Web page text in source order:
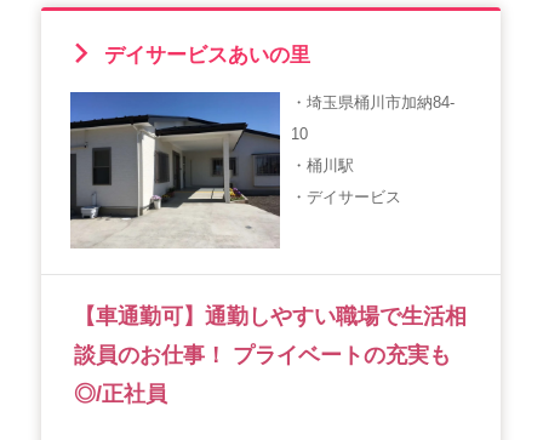
デイサービスあいの里
・埼玉県桶川市加納84-
10
・桶川駅
・デイサービス
【車通勤可】通勤しやすい職場で生活相
談員のお仕事！ プライベートの充実も
◎/正社員